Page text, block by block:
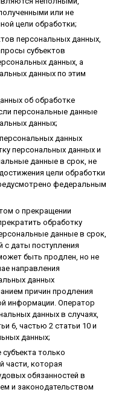
или не
цели обработки;
персональных данных,
субъектов
данных, а
данных по этим
об обработке
персональные данные
данных;
данных
персональных данных и
данные в срок, не
цели обработки
федеральным
о прекращении
обработку
данные в срок,
даты поступления
быть продлен, но не
направления
данных
причин продления
информации. Оператор
данных в случаях,
6, частью 2 статьи 10 и
данных;
только
части, которая
обязанностей в
и законодательством